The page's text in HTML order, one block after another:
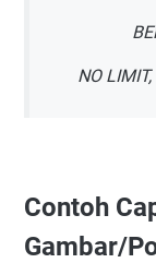
NO LIMIT,
Contoh
Gambar/